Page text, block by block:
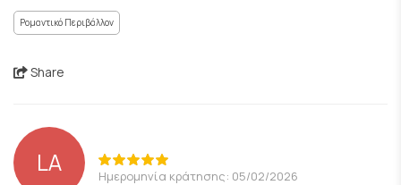
Ρομαντικό Περιβάλλον
Share
LA Ημερομηνία κράτησης: 05/02/2026